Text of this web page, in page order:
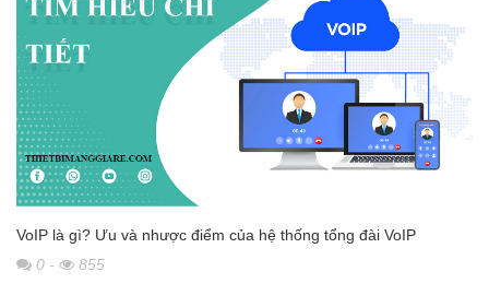
VoIP là gì? Ưu và nhược điểm của hệ thống tổng đài VoIP
0 - 855